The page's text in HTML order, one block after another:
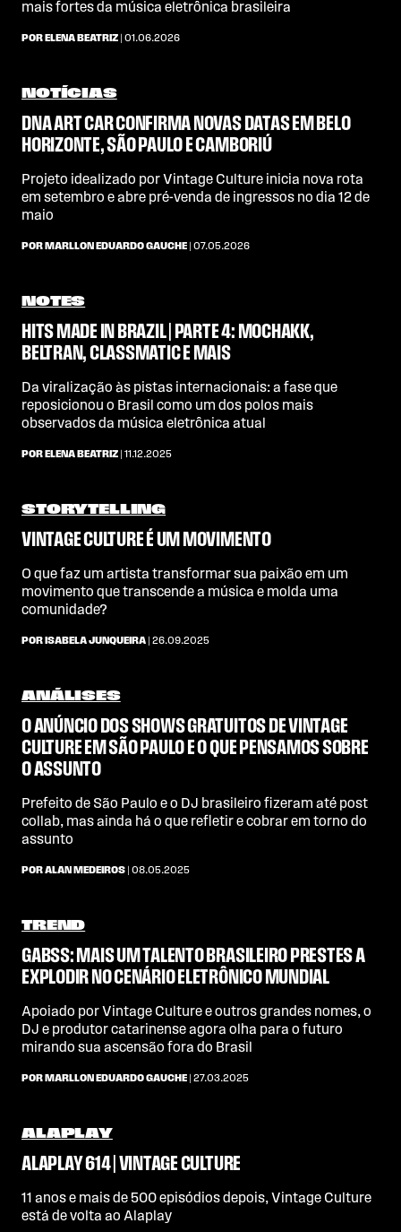
mais fortes da música eletrônica brasileira
POR ELENA BEATRIZ | 01.06.2026
NOTÍCIAS
DNA ART CAR CONFIRMA NOVAS DATAS EM BELO
HORIZONTE, SÃO PAULO E CAMBORIÚ
Projeto idealizado por Vintage Culture inicia nova rota
em setembro e abre pré-venda de ingressos no dia 12 de
maio
POR MARLLON EDUARDO GAUCHE | 07.05.2026
NOTES
HITS MADE IN BRAZIL | PARTE 4: MOCHAKK,
BELTRAN, CLASSMATIC E MAIS
Da viralização às pistas internacionais: a fase que
reposicionou o Brasil como um dos polos mais
observados da música eletrônica atual
POR ELENA BEATRIZ | 11.12.2025
STORYTELLING
VINTAGE CULTURE É UM MOVIMENTO
O que faz um artista transformar sua paixão em um
movimento que transcende a música e molda uma
comunidade?
POR ISABELA JUNQUEIRA | 26.09.2025
ANÁLISES
O ANÚNCIO DOS SHOWS GRATUITOS DE VINTAGE
CULTURE EM SÃO PAULO E O QUE PENSAMOS SOBRE
O ASSUNTO
Prefeito de São Paulo e o DJ brasileiro fizeram até post
collab, mas ainda há o que refletir e cobrar em torno do
assunto
POR ALAN MEDEIROS | 08.05.2025
TREND
GABSS: MAIS UM TALENTO BRASILEIRO PRESTES A
EXPLODIR NO CENÁRIO ELETRÔNICO MUNDIAL
Apoiado por Vintage Culture e outros grandes nomes, o
DJ e produtor catarinense agora olha para o futuro
mirando sua ascensão fora do Brasil
POR MARLLON EDUARDO GAUCHE | 27.03.2025
ALAPLAY
ALAPLAY 614 | VINTAGE CULTURE
11 anos e mais de 500 episódios depois, Vintage Culture
está de volta ao Alaplay